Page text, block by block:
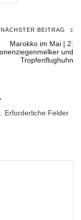
NÄCHSTER BEITRAG
Marokko im Mai | 2:
und
Tropfenflughuhn
Erforderliche Felder